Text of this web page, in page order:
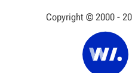
Copyright © 2000 -